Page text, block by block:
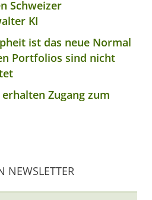
Schweizer
KI
ist das neue Normal
Portfolios sind nicht
Zugang zum
NEWSLETTER